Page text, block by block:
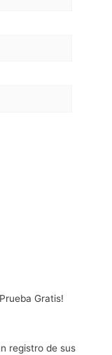
Gratis!
registro de sus